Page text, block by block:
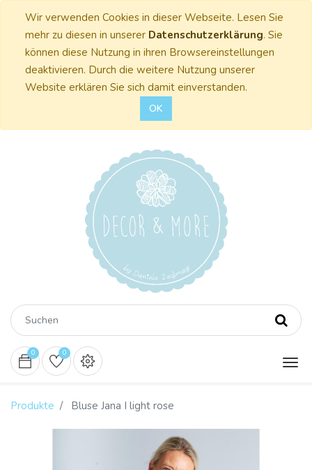
Wir verwenden Cookies in dieser Webseite. Lesen Sie
mehr zu diesen in unserer Datenschutzerklärung. Sie
können diese Nutzung in ihren Browsereinstellungen
deaktivieren. Durch die weitere Nutzung unserer
Website erklären Sie sich damit einverstanden.
OK
0 0
Produkte Bluse Jana I light rose